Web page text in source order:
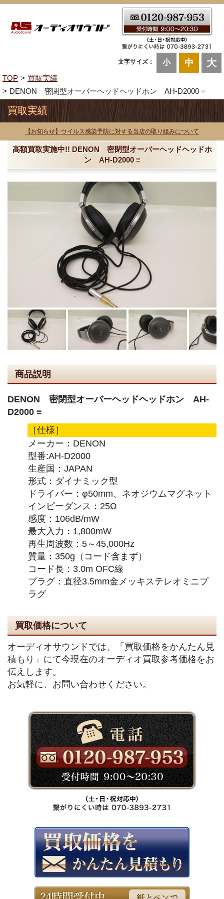
文字サイズ： 小 中 大
TOP
買取実績
DENON 密閉型オーバーヘッドヘッドホン AH-D2000 ≡
買取実績
【お知らせ】ウイルス感染予防に対する当店の取り組みについて
高額買取実施中!! DENON 密閉型オーバーヘッドヘッドホ
ン AH-D2000 ≡
商品説明
DENON 密閉型オーバーヘッドヘッドホン AH-
D2000 ≡
［仕様］
メーカー：DENON
型番:AH-D2000
生産国：JAPAN
形式：ダイナミック型
ドライバー：φ50mm、ネオジウムマグネット
インピーダンス：25Ω
感度：106dB/mW
最大入力：1,800mW
再生周波数：5～45,000Hz
質量：350g（コード含まず）
コード長：3.0m OFC線
プラグ：直径3.5mm金メッキステレオミニプ
ラグ
買取価格について
オーディオサウンドでは、「買取価格をかんたん見
積もり」にて今現在のオーディオ買取参考価格をお
伝えします。
お気軽に、お問い合わせください。